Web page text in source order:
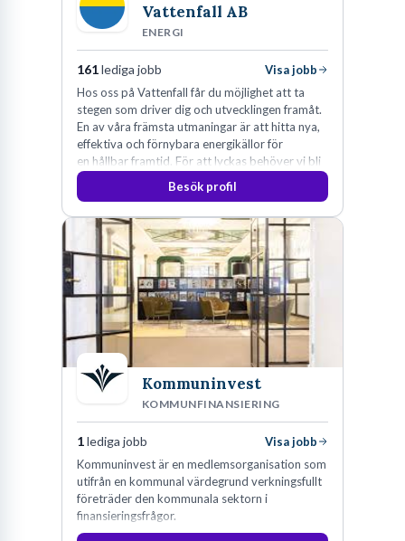
Vattenfall AB
ENERGI
161lediga jobb
Visa jobb
Hos oss på Vattenfall får du möjlighet att ta
stegen som driver dig och utvecklingen framåt.
En av våra främsta utmaningar är att hitta nya,
effektiva och förnybara energikällor för
en hållbar framtid. För att lyckas behöver vi bli
fler medarbetare som vill göra skillnad.
Besök profil
Kommuninvest
KOMMUNFINANSIERING
1lediga jobb
Visa jobb
Kommuninvest är en medlemsorganisation som
utifrån en kommunal värdegrund verkningsfullt
företräder den kommunala sektorn i
finansieringsfrågor.